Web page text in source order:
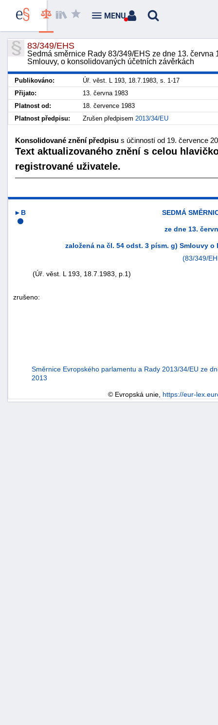
83/349/EHS
Sedmá směrnice Rady 83/349/EHS ze dne 13. června
Smlouvy, o konsolidovaných účetních závěrkách
Publikováno:
Úř. věst. L 193, 18.7.1983, s. 1-17
Přijato:
13. června 1983
Platnost od:
18. července 1983
Platnost předpisu:
Zrušen předpisem 2013/34/EU
Konsolidované znění předpisu s účinností od 19. července
Text aktualizovaného znění s celou
registrované uživatele.
►B SEDMÁ
ze dne 13.
založená na čl. 54 odst. 3 písm. g) Smlouvy
(83/349/
(Úř. věst. L 193, 18.7.1983, p.1)
zrušeno:
Směrnice Evropského parlamentu a Rady 2013/34/EU ze
2013
© Evropská unie, https://eur-
MENU
škody